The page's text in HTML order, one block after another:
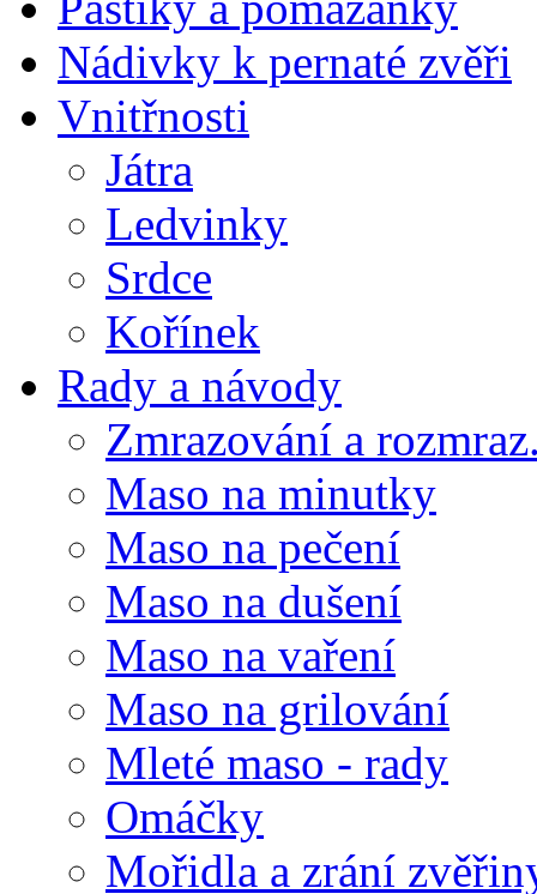
Nádivky k pernaté zvěři
Vnitřnosti
Játra
Ledvinky
Srdce
Kořínek
Rady a návody
Zmrazování a
Maso na minutky
Maso na pečení
Maso na dušení
Maso na vaření
Maso na grilování
Mleté maso - rady
Omáčky
Mořidla a zrání